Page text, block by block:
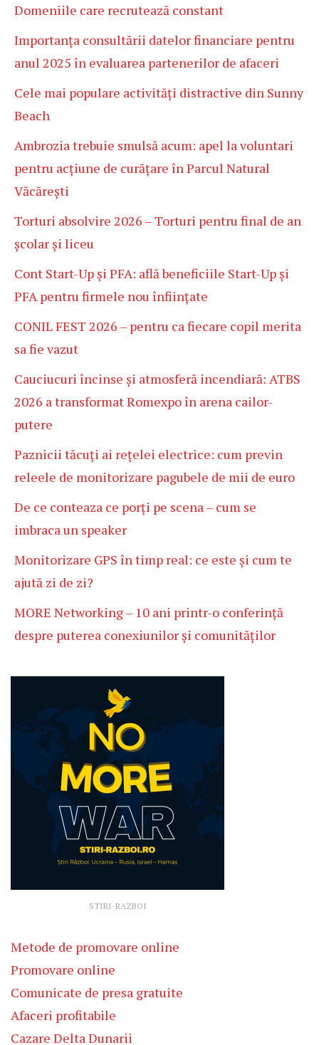
Domeniile care recrutează constant
Importanța consultării datelor financiare pentru
anul 2025 în evaluarea partenerilor de afaceri
Cele mai populare activități distractive din Sunny
Beach
Ambrozia trebuie smulsă acum: apel la voluntari
pentru acțiune de curățare în Parcul Natural
Văcărești
Torturi absolvire 2026 – Torturi pentru final de an
școlar și liceu
Cont Start-Up și PFA: află beneficiile Start-Up și
PFA pentru firmele nou înființate
CONIL FEST 2026 – pentru ca fiecare copil merita
sa fie vazut
Cauciucuri încinse și atmosferă incendiară: ATBS
2026 a transformat Romexpo în arena cailor-
putere
Paznicii tăcuți ai rețelei electrice: cum previn
releele de monitorizare pagubele de mii de euro
De ce conteaza ce porți pe scena – cum se
imbraca un speaker
Monitorizare GPS în timp real: ce este și cum te
ajută zi de zi?
MORE Networking – 10 ani printr-o conferință
despre puterea conexiunilor și comunităților
STIRI-RAZBOI
Metode de promovare online
Promovare online
Comunicate de presa gratuite
Afaceri profitabile
Cazare Delta Dunarii